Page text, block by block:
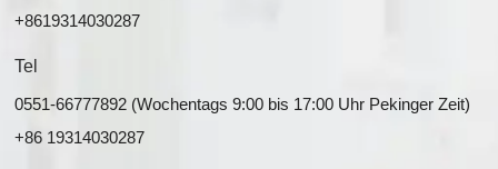
+8619314030287
Tel
0551-66777892 (Wochentags 9:00 bis 17:00 Uhr Pekinger Zeit)
+86 19314030287